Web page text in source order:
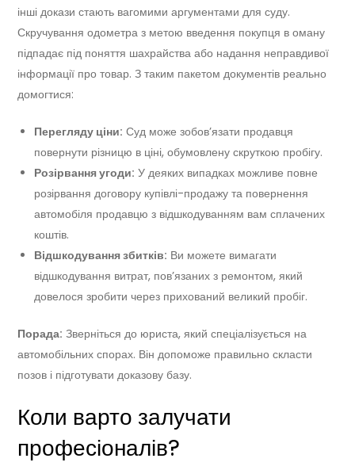
інші докази стають вагомими аргументами для суду.
Скручування одометра з метою введення покупця в оману
підпадає під поняття шахрайства або надання неправдивої
інформації про товар. З таким пакетом документів реально
домогтися:
Перегляду ціни: Суд може зобов’язати продавця
повернути різницю в ціні, обумовлену скруткою пробігу.
Розірвання угоди: У деяких випадках можливе повне
розірвання договору купівлі-продажу та повернення
автомобіля продавцю з відшкодуванням вам сплачених
коштів.
Відшкодування збитків: Ви можете вимагати
відшкодування витрат, пов’язаних з ремонтом, який
довелося зробити через прихований великий пробіг.
Порада: Зверніться до юриста, який спеціалізується на
автомобільних спорах. Він допоможе правильно скласти
позов і підготувати доказову базу.
Коли варто залучати
професіоналів?